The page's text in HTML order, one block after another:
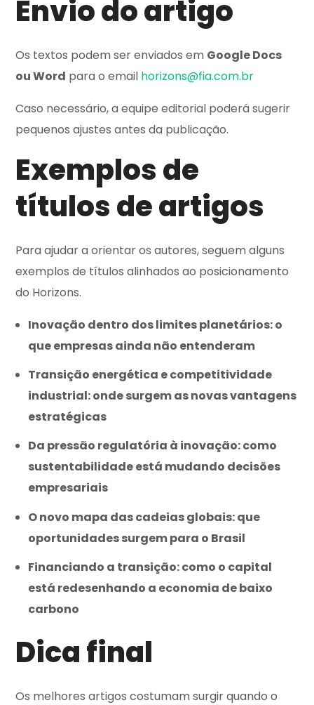
Envio do artigo
Os textos podem ser enviados em Google Docs
ou Word para o email horizons@fia.com.br
Caso necessário, a equipe editorial poderá sugerir
pequenos ajustes antes da publicação.
Exemplos de
títulos de artigos
Para ajudar a orientar os autores, seguem alguns
exemplos de títulos alinhados ao posicionamento
do Horizons.
Inovação dentro dos limites planetários: o
que empresas ainda não entenderam
Transição energética e competitividade
industrial: onde surgem as novas vantagens
estratégicas
Da pressão regulatória à inovação: como
sustentabilidade está mudando decisões
empresariais
O novo mapa das cadeias globais: que
oportunidades surgem para o Brasil
Financiando a transição: como o capital
está redesenhando a economia de baixo
carbono
Dica final
Os melhores artigos costumam surgir quando o